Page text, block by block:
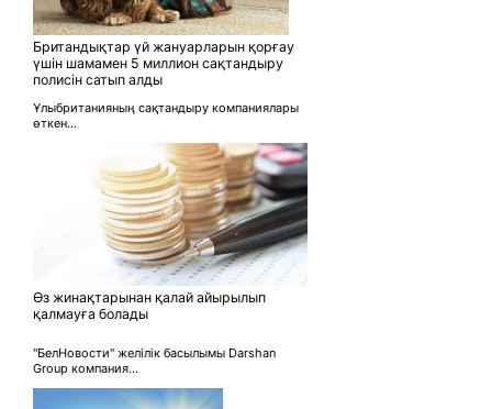
Британдықтар үй жануарларын қорғау
үшін шамамен 5 миллион сақтандыру
полисін сатып алды
Ұлыбританияның сақтандыру компаниялары
өткен...
Өз жинақтарынан қалай айырылып
қалмауға болады
"БелНовости" желілік басылымы Darshan
Group компания...